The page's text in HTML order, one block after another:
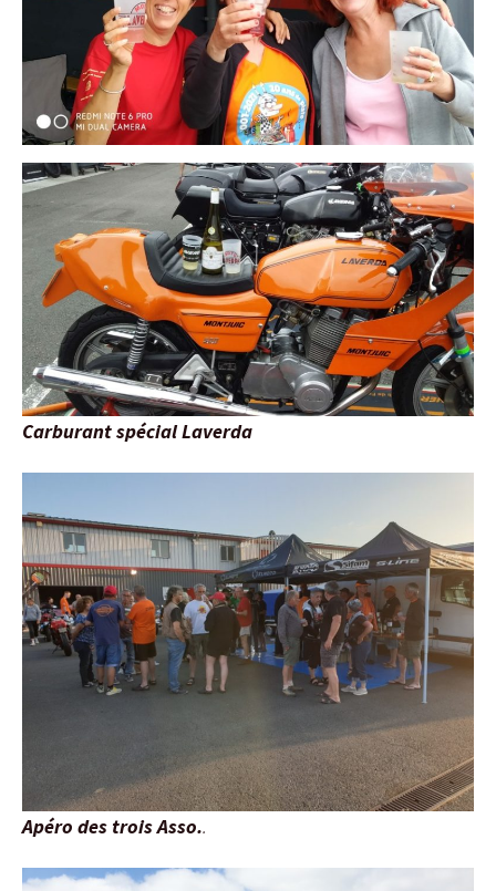
Carburant spécial Laverda
Apéro des trois Asso..